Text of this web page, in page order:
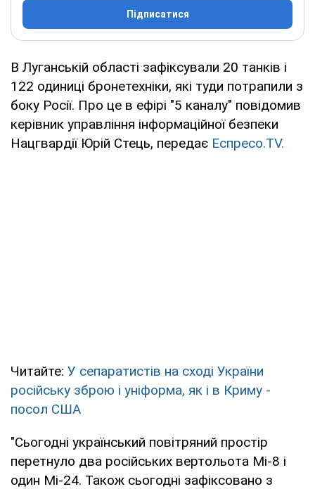
Підписатися
В Луганській області зафіксували 20 танків і
122 одиниці бронетехніки, які туди потрапили з
боку Росії. Про це в ефірі "5 каналу" повідомив
керівник управління інформаційної безпеки
Нацгвардії Юрій Стець, передає Еспресо.TV.
Читайте: У сепаратистів на сході України
російську зброю і уніформа, як і в Криму -
посол США
"Сьогодні український повітряний простір
перетнуло два російських вертольота Мі-8 і
один Мі-24. Також сьогодні зафіксовано з